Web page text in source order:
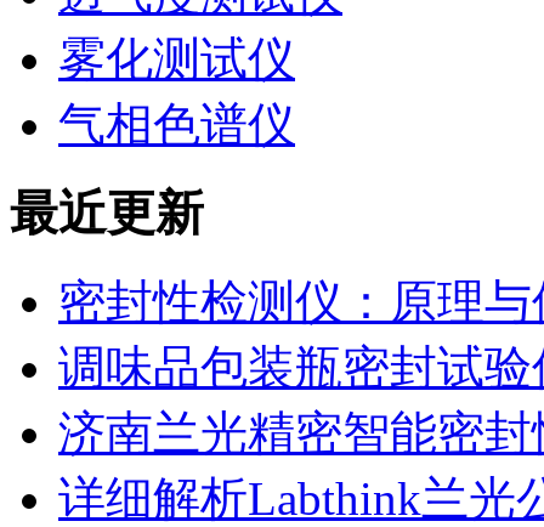
雾化测试仪
气相色谱仪
最近更新
密封性检测仪：原理
调味品包装瓶密封试
济南兰光精密智能密
详细解析Labthink兰光